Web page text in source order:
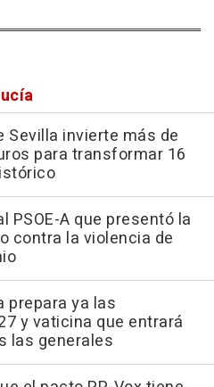
Sevilla invierte más de
para transformar 16
PSOE-A que presentó la
contra la violencia de
prepara ya las
y vaticina que entrará
las generales